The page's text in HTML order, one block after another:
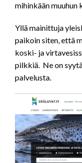
mihinkään muuhun
Yllä mainittuja
paikoin siten, että
koski- ja
pilkkiä. Ne on
palvelusta.